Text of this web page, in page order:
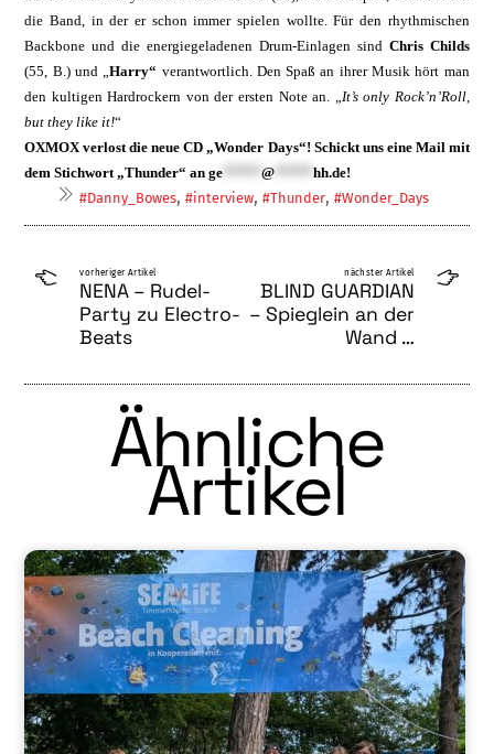
die Band, in der er schon immer spielen wollte. Für den rhyth­mischen
Backbone und die energiegeladenen Drum-Einlagen sind Chris Childs
(55, B.) und „Harry“ verantwortlich. Den Spaß an ihrer Musik hört man
den kultigen Hard­rockern von der ersten Note an. „ It’s only Rock’n’Roll,
but they like it!“
OXMOX verlost die neue CD „Wonder Days“! Schickt uns eine Mail mit
dem Stichwort „Thunder“ ange *****@ *****hh.de!
#Danny_Bowes,#interview,#Thunder,#Wonder_Days
vorheriger Artikel
NENA – Rudel-
Party zu Electro-
Beats
nächster Artikel
BLIND GUARDIAN
– Spieglein an der
Wand …
Ähnliche
Artikel